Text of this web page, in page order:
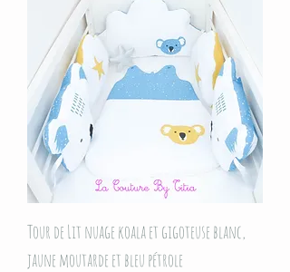
Tour de Lit nuage koala et gigoteuse blanc,
jaune moutarde et bleu pétrole